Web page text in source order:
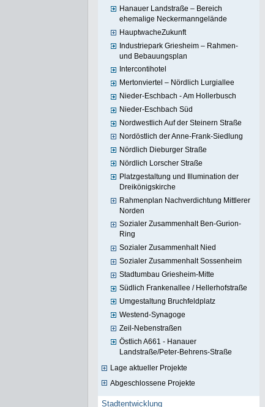
Hanauer Landstraße – Bereich
ehemalige Neckermanngelände
HauptwacheZukunft
Industriepark Griesheim – Rahmen-
und Bebauungsplan
Intercontihotel
Mertonviertel – Nördlich Lurgiallee
Nieder-Eschbach - Am Hollerbusch
Nieder-Eschbach Süd
Nordwestlich Auf der Steinern Straße
Nordöstlich der Anne-Frank-Siedlung
Nördlich Dieburger Straße
Nördlich Lorscher Straße
Platzgestaltung und Illumination der
Dreikönigskirche
Rahmenplan Nachverdichtung Mittlerer
Norden
Sozialer Zusammenhalt Ben-Gurion-
Ring
Sozialer Zusammenhalt Nied
Sozialer Zusammenhalt Sossenheim
Stadtumbau Griesheim-Mitte
Südlich Frankenallee / Hellerhofstraße
Umgestaltung Bruchfeldplatz
Westend-Synagoge
Zeil-Nebenstraßen
Östlich A661 - Hanauer
Landstraße/Peter-Behrens-Straße
Lage aktueller Projekte
Abgeschlossene Projekte
Stadtentwicklung